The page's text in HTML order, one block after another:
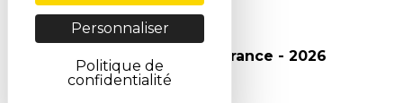
© Société Chimique de France - 2026
Personnaliser
Politique de
confidentialité